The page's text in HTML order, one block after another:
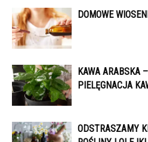
DOMOWE
KAWA ARABSKA
PIELĘGNACJA
ODSTRASZAMY